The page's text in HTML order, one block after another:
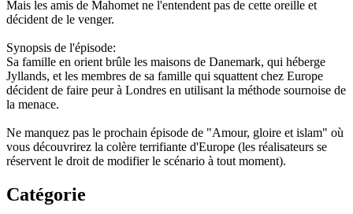
Mais les amis de Mahomet ne l'entendent pas de cette oreille et
décident de le venger.
Synopsis de l'épisode:
Sa famille en orient brûle les maisons de Danemark, qui héberge
Jyllands, et les membres de sa famille qui squattent chez Europe
décident de faire peur à Londres en utilisant la méthode sournoise de
la menace.
Ne manquez pas le prochain épisode de "Amour, gloire et islam" où
vous découvrirez la colère terrifiante d'Europe (les réalisateurs se
réservent le droit de modifier le scénario à tout moment).
Catégorie